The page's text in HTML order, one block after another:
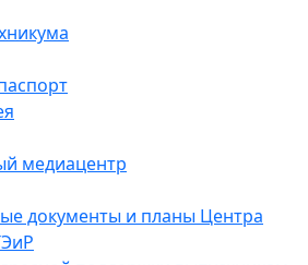
медиацентр
документы и планы Центра